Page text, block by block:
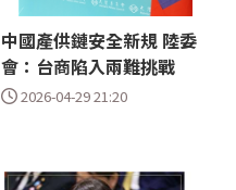
中國產供鏈安全新規 陸委
會：台商陷入兩難挑戰
2026-04-29 21:20